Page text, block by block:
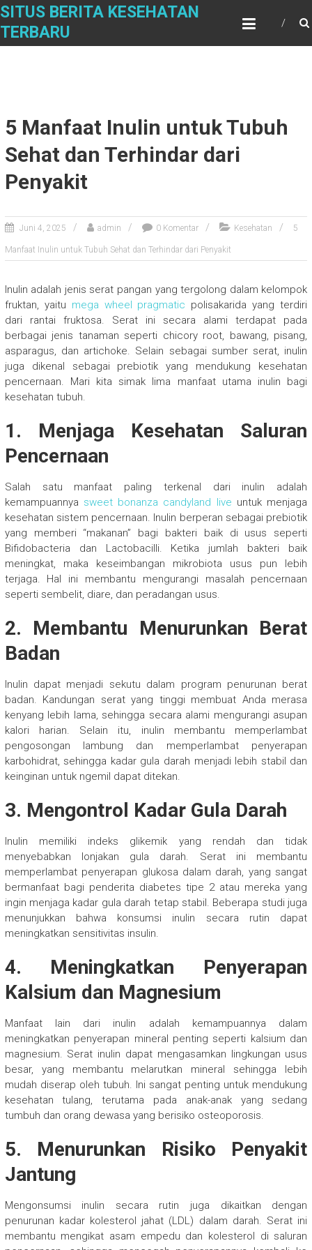
Skip
content
SITUS BERITA KESEHATAN
TERBARU
5 Manfaat Inulin untuk Tubuh
Sehat dan Terhindar dari
Penyakit
Juni 4, 2025 admin 0 Komentar Kesehatan 5
Manfaat Inulin untuk Tubuh Sehat dan Terhindar dari Penyakit
Inulin adalah jenis serat pangan yang tergolong dalam kelompok
fruktan, yaitu mega wheel pragmatic polisakarida yang terdiri
dari rantai fruktosa. Serat ini secara alami terdapat pada
berbagai jenis tanaman seperti chicory root, bawang, pisang,
asparagus, dan artichoke. Selain sebagai sumber serat, inulin
juga dikenal sebagai prebiotik yang mendukung kesehatan
pencernaan. Mari kita simak lima manfaat utama inulin bagi
kesehatan tubuh.
1. Menjaga Kesehatan Saluran
Pencernaan
Salah satu manfaat paling terkenal dari inulin adalah
kemampuannya sweet bonanza candyland live untuk menjaga
kesehatan sistem pencernaan. Inulin berperan sebagai prebiotik
yang memberi “makanan” bagi bakteri baik di usus seperti
Bifidobacteria dan Lactobacilli. Ketika jumlah bakteri baik
meningkat, maka keseimbangan mikrobiota usus pun lebih
terjaga. Hal ini membantu mengurangi masalah pencernaan
seperti sembelit, diare, dan peradangan usus.
2. Membantu Menurunkan Berat
Badan
Inulin dapat menjadi sekutu dalam program penurunan berat
badan. Kandungan serat yang tinggi membuat Anda merasa
kenyang lebih lama, sehingga secara alami mengurangi asupan
kalori harian. Selain itu, inulin membantu memperlambat
pengosongan lambung dan memperlambat penyerapan
karbohidrat, sehingga kadar gula darah menjadi lebih stabil dan
keinginan untuk ngemil dapat ditekan.
3. Mengontrol Kadar Gula Darah
Inulin memiliki indeks glikemik yang rendah dan tidak
menyebabkan lonjakan gula darah. Serat ini membantu
memperlambat penyerapan glukosa dalam darah, yang sangat
bermanfaat bagi penderita diabetes tipe 2 atau mereka yang
ingin menjaga kadar gula darah tetap stabil. Beberapa studi juga
menunjukkan bahwa konsumsi inulin secara rutin dapat
meningkatkan sensitivitas insulin.
4. Meningkatkan Penyerapan
Kalsium dan Magnesium
Manfaat lain dari inulin adalah kemampuannya dalam
meningkatkan penyerapan mineral penting seperti kalsium dan
magnesium. Serat inulin dapat mengasamkan lingkungan usus
besar, yang membantu melarutkan mineral sehingga lebih
mudah diserap oleh tubuh. Ini sangat penting untuk mendukung
kesehatan tulang, terutama pada anak-anak yang sedang
tumbuh dan orang dewasa yang berisiko osteoporosis.
5. Menurunkan Risiko Penyakit
Jantung
Mengonsumsi inulin secara rutin juga dikaitkan dengan
penurunan kadar kolesterol jahat (LDL) dalam darah. Serat ini
membantu mengikat asam empedu dan kolesterol di saluran